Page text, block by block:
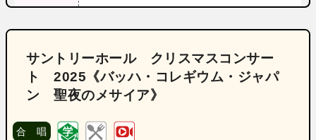
サントリーホール クリスマスコンサー
ト 2025《バッハ・コレギウム・ジャパ
ン 聖夜のメサイア》
合 唱